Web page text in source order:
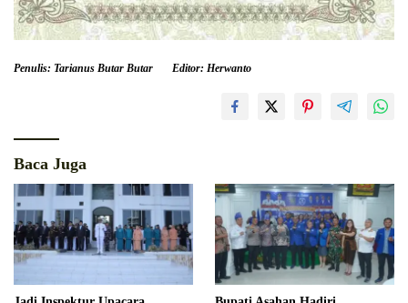
Penulis: Tarianus Butar Butar Editor: Herwanto
Baca Juga